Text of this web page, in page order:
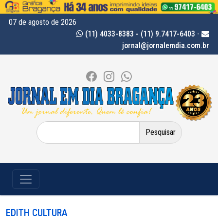
07 de agosto de 2026
(11) 4033-8383 - (11) 9.7417-6403 -
jornal@jornalemdia.com.br
Pesquisar
por:
EDITH CULTURA